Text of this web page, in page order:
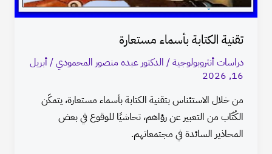
تقنية الكتابة بأسماء مستعارة
دراسات أنثروبولوجية/ الدكتور عبده منصور المحمودي/أبريل
16, 2026
من خلال الاستئناس بتقنية الكتابة بأسماء مستعارة، يتمكّن
الكُتّاب من التعبير عن رؤاهم، تحاشيًا للوقوع في بعض
المحاذير السائدة في مجتمعاتهم.